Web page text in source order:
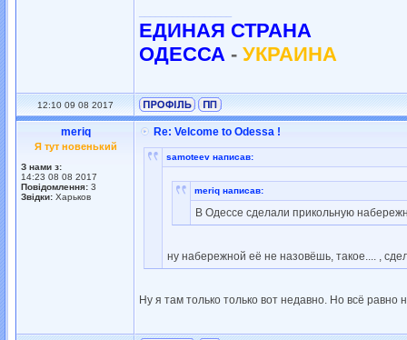
ЕДИНАЯ СТРАНА
ОДЕССА - УКРАИНА
12:10 09 08 2017
meriq
Я тут новенький
З нами з:
14:23 08 08 2017
Повідомлення: 3
Звідки: Харьков
Re: Velcome to Odessa !
samoteev написав:
meriq написав:
В Одессе сделали прикольную
ну набережной её не назовёшь, такое.... ,
Ну я там только только вот недавно. Но всё равно